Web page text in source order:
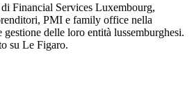
Financial Services Luxembourg,
PMI e family office nella
gestione delle loro entità lussemburghesi.
su Le Figaro.